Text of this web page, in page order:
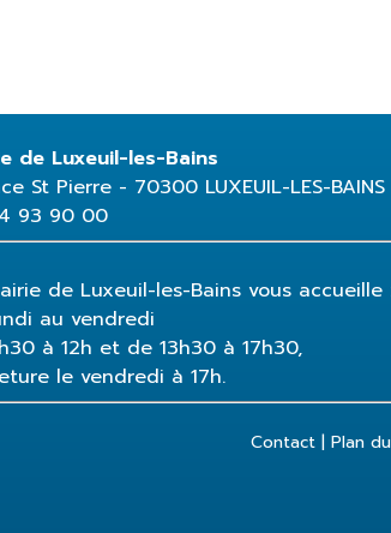
de Luxeuil-les-Bains
St Pierre - 70300 LUXEUIL-LES-BAINS
93 90 00
de Luxeuil-les-Bains vous accueille
au vendredi
à 12h et de 13h30 à 17h30,
le vendredi à 17h.
Contact | Plan